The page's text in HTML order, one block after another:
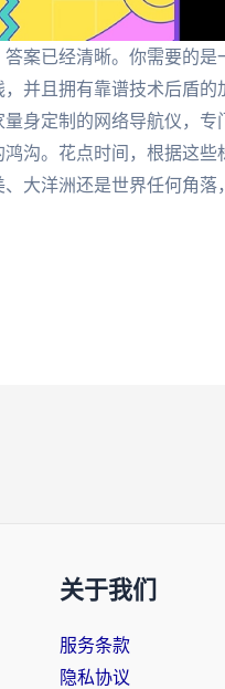
案已经清晰。你需要的
并且拥有靠谱技术后盾的
身定制的网络导航仪，
沟。花点时间，根据这
大洋洲还是世界任何角
关于我们
服务条款
隐私协议